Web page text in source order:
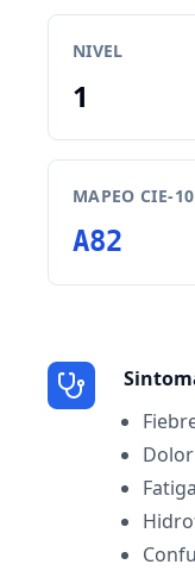
NIVEL
1
MAPEO CIE-10
A82
Fatiga